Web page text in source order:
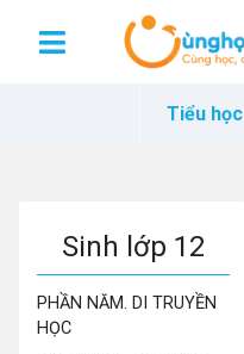
Tiểu học
Sinh lớp 12
PHẦN NĂM. DI TRUYỀN
HỌC